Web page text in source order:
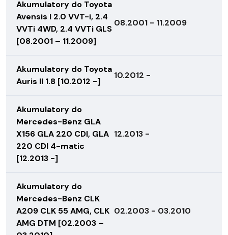
Akumulatory do Toyota
Avensis I 2.0 VVT-i, 2.4
VVTi 4WD, 2.4 VVTi GLS
[08.2001 – 11.2009]
08.2001 - 11.2009
Akumulatory do Toyota
Auris II 1.8 [10.2012 -]
10.2012 -
Akumulatory do
Mercedes-Benz GLA
X156 GLA 220 CDI, GLA
220 CDI 4-matic
[12.2013 -]
12.2013 -
Akumulatory do
Mercedes-Benz CLK
A209 CLK 55 AMG, CLK
AMG DTM [02.2003 –
02.2003 - 03.2010